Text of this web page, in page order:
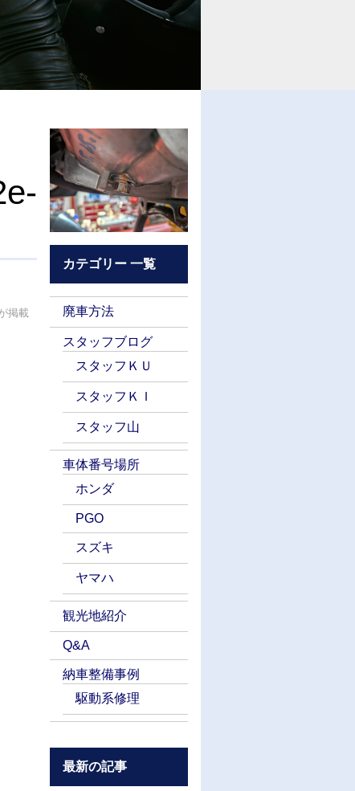
掲載
カテゴリー 一覧
廃車方法
スタッフブログ
スタッフＫＵ
スタッフＫＩ
スタッフ山
車体番号場所
ホンダ
PGO
スズキ
ヤマハ
観光地紹介
Q&A
納車整備事例
駆動系修理
最新の記事